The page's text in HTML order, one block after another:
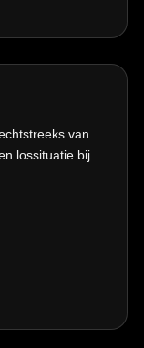
van
lossituatie bij